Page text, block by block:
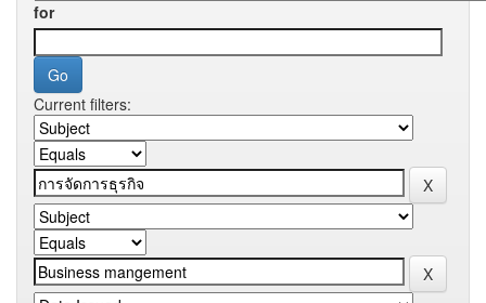
for
Current filters: